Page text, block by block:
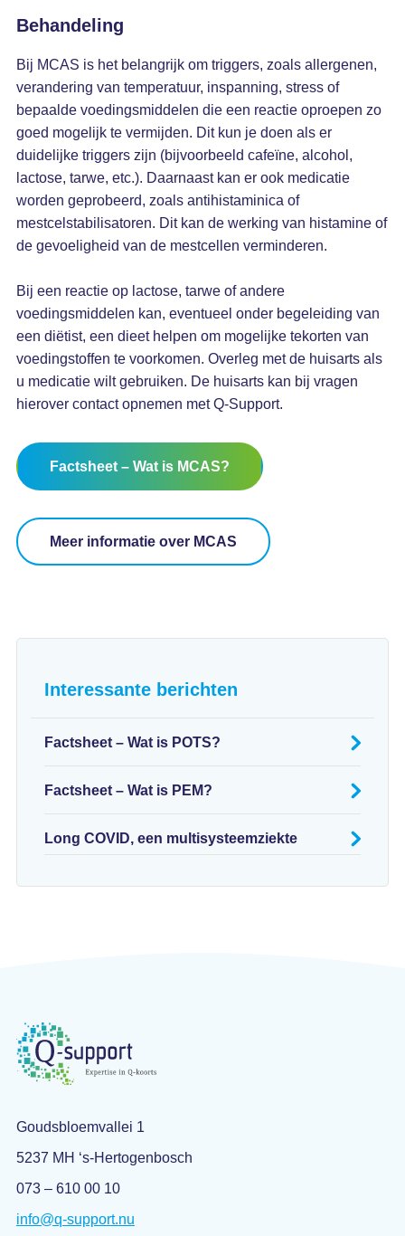
Behandeling
Bij MCAS is het belangrijk om triggers, zoals allergenen,
verandering van temperatuur, inspanning, stress of
bepaalde voedingsmiddelen die een reactie oproepen zo
goed mogelijk te vermijden. Dit kun je doen als er
duidelijke triggers zijn (bijvoorbeeld cafeïne, alcohol,
lactose, tarwe, etc.). Daarnaast kan er ook medicatie
worden geprobeerd, zoals antihistaminica of
mestcelstabilisatoren. Dit kan de werking van histamine of
de gevoeligheid van de mestcellen verminderen.
Bij een reactie op lactose, tarwe of andere
voedingsmiddelen kan, eventueel onder begeleiding van
een diëtist, een dieet helpen om mogelijke tekorten van
voedingstoffen te voorkomen. Overleg met de huisarts als
u medicatie wilt gebruiken. De huisarts kan bij vragen
hierover contact opnemen met Q-Support.
Factsheet – Wat is MCAS?
Meer informatie over MCAS
Interessante berichten
Factsheet – Wat is POTS?
Factsheet – Wat is PEM?
Long COVID, een multisysteemziekte
Goudsbloemvallei 1
5237 MH ‘s-Hertogenbosch
073 – 610 00 10
info@q-support.nu